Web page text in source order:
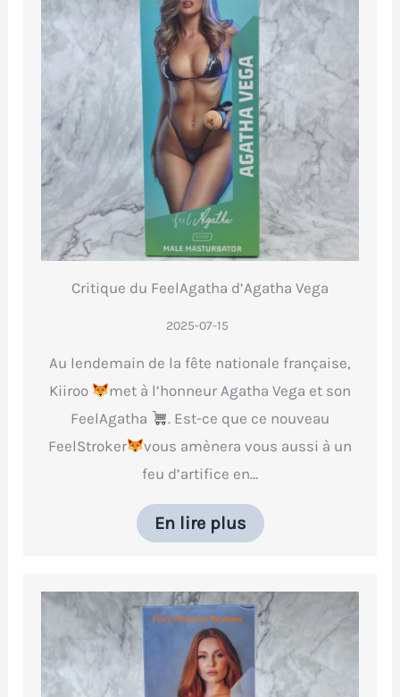
Critique du FeelAgatha d’Agatha Vega
2025-07-15
Au lendemain de la fête nationale française,
Kiiroo
met à l’honneur Agatha Vega et son
FeelAgatha
. Est-ce que ce nouveau
FeelStroker
vous amènera vous aussi à un
feu d’artifice en…
En lire plus